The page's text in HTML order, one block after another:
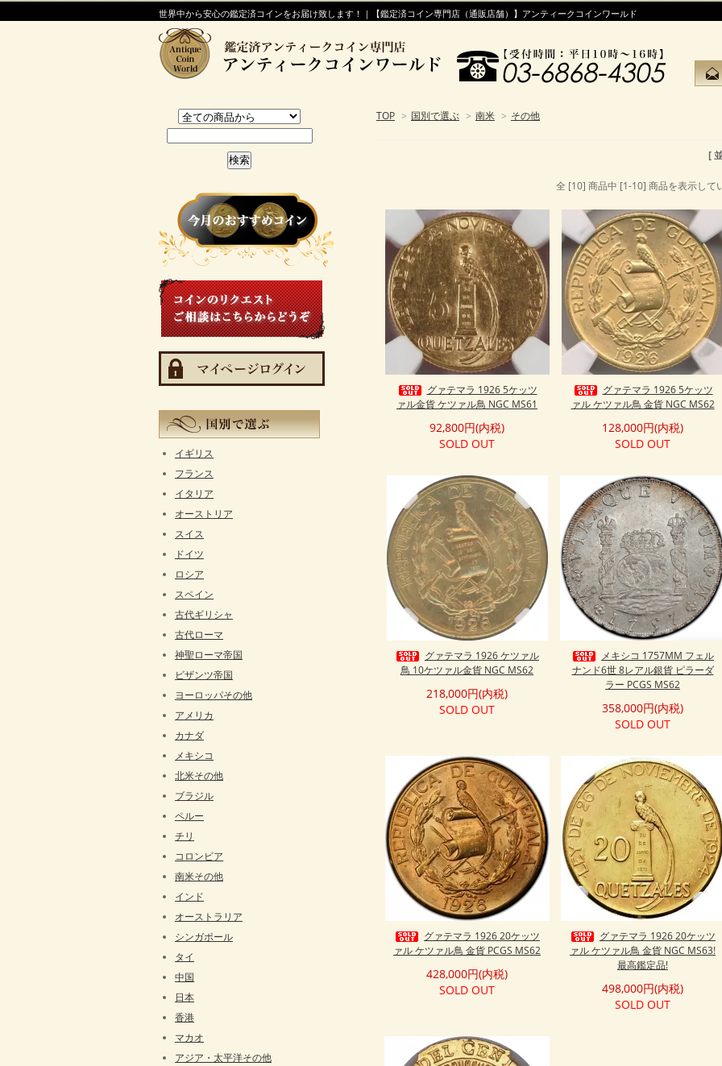
世界中から安心の鑑定済コインをお届け致します！｜【鑑定済コイン専門店（通販店舗）】アンティークコインワールド
TOP > 国別で選ぶ > 南米 > その他
[
全 [10] 商品中 [1-10] 商品を表示して
グァテマラ 1926 5ケッツ
ァル金貨 ケツァル鳥 NGC MS61
92,800円(内税)
SOLD OUT
グァテマラ 1926 5ケッツ
ァル ケツァル鳥 金貨 NGC MS62
128,000円(内税)
SOLD OUT
グァテマラ 1926 ケツァル
鳥 10ケツァル金貨 NGC MS62
218,000円(内税)
SOLD OUT
メキシコ 1757MM フェル
ナンド6世 8レアル銀貨 ピラーダ
ラー PCGS MS62
358,000円(内税)
SOLD OUT
グァテマラ 1926 20ケッツ
ァル ケツァル鳥 金貨 PCGS MS62
428,000円(内税)
SOLD OUT
グァテマラ 1926 20ケッツ
ァル ケツァル鳥 金貨 NGC MS63!
最高鑑定品!
498,000円(内税)
SOLD OUT
イギリス
フランス
イタリア
オーストリア
スイス
ドイツ
ロシア
スペイン
古代ギリシャ
古代ローマ
神聖ローマ帝国
ビザンツ帝国
ヨーロッパその他
アメリカ
カナダ
メキシコ
北米その他
ブラジル
ペルー
チリ
コロンビア
南米その他
インド
オーストラリア
シンガポール
タイ
中国
日本
香港
マカオ
アジア・太平洋その他